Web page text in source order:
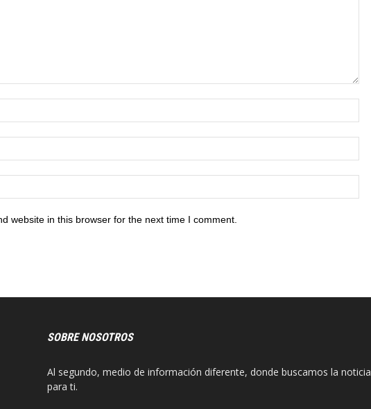
website in this browser for the next time I comment.
SOBRE NOSOTROS
Al segundo, medio de información diferente, donde buscamos la noticia
para ti.